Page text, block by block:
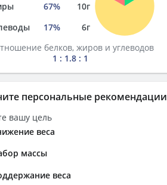
67% 10г
17% 6г
белков, жиров и углеводов
1 : 1.8 : 1
персональные рекомендации
вашу цель
веса
массы
веса